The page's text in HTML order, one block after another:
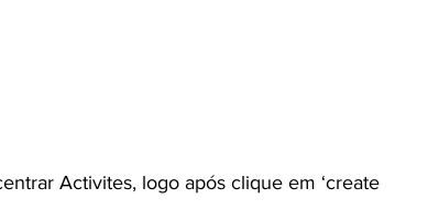
Activites, logo após clique em ‘create